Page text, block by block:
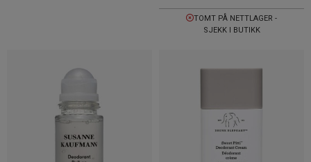
TOMT PÅ NETTLAGER -
SJEKK I BUTIKK